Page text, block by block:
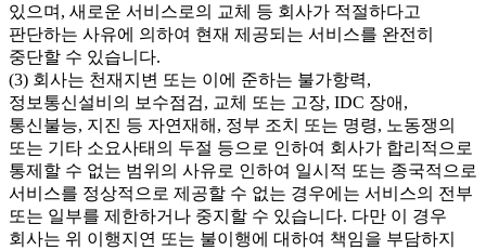
있으며, 새로운 서비스로의 교체 등 회사가 적절하다고
판단하는 사유에 의하여 현재 제공되는 서비스를 완전히
중단할 수 있습니다.
(3) 회사는 천재지변 또는 이에 준하는 불가항력,
정보통신설비의 보수점검, 교체 또는 고장, IDC 장애,
통신불능, 지진 등 자연재해, 정부 조치 또는 명령, 노동쟁의
또는 기타 소요사태의 두절 등으로 인하여 회사가 합리적으로
통제할 수 없는 범위의 사유로 인하여 일시적 또는 종국적으로
서비스를 정상적으로 제공할 수 없는 경우에는 서비스의 전부
또는 일부를 제한하거나 중지할 수 있습니다. 다만 이 경우
회사는 위 이행지연 또는 불이행에 대하여 책임을 부담하지